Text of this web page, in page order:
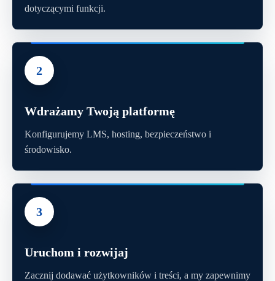
dotyczącymi funkcji.
2
Wdrażamy Twoją platformę
Konfigurujemy LMS, hosting, bezpieczeństwo i
środowisko.
3
Uruchom i rozwijaj
Zacznij dodawać użytkowników i treści, a my zapewnimy